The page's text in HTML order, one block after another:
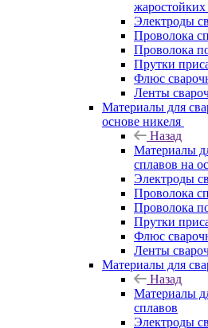
жаростойких
Электроды
Проволока
Проволока
Прутки
Флюс
Ленты
Материалы для
основе никеля
Назад
Материалы
сплавов на
Электроды
Проволока
Проволока
Прутки
Флюс
Ленты
Материалы для
Назад
Материалы
сплавов
Электроды